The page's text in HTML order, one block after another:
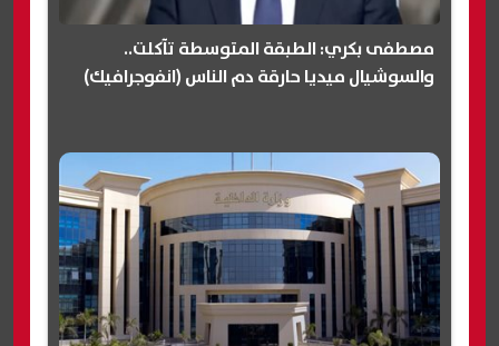
مصطفى بكري: الطبقة المتوسطة تآكلت..
والسوشيال ميديا حارقة دم الناس (انفوجرافيك)